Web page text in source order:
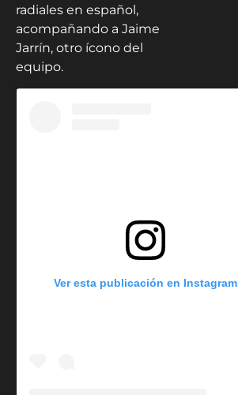
radiales en español,
acompañando a Jaime
Jarrín, otro ícono del
equipo.
Ver esta publicación en Instagram